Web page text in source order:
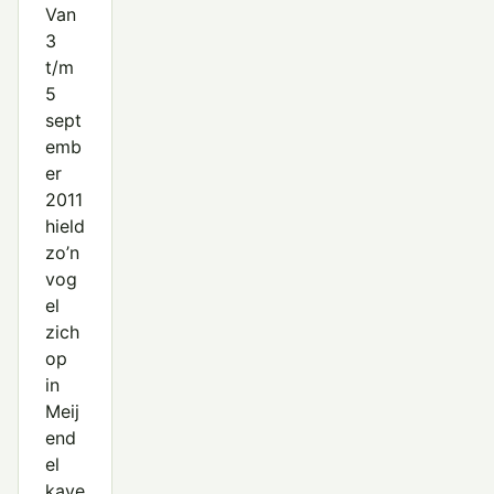
Van
3
t/m
5
sept
emb
er
2011
hield
zo’n
vog
el
zich
op
in
Meij
end
el